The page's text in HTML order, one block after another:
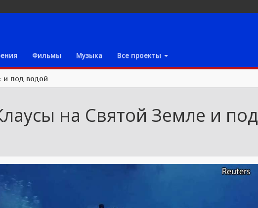
Фильмы Музыка Все проекты
под водой
на Святой Земле и под